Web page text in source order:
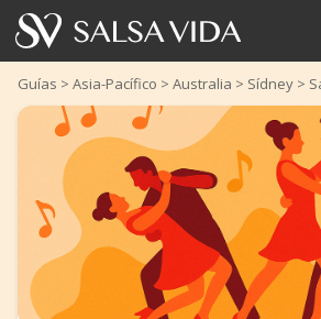
Inicio
Eventos
Noticias
Artículos
Videos
Guías > Asia-Pacífico > Australia > Sídney >